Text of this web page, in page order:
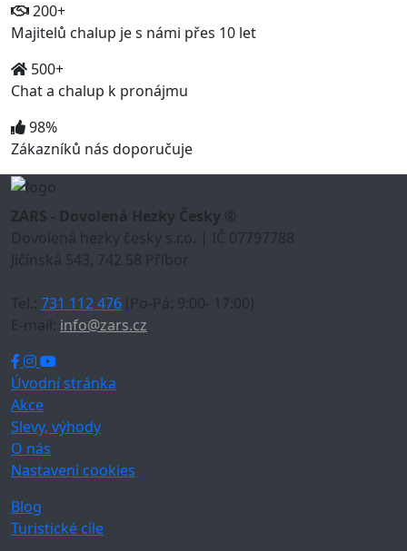
200+
Majitelů chalup je s námi přes 10 let
500+
Chat a chalup k pronájmu
98%
Zákazníků nás doporučuje
ZARS - Dovolená Hezky Česky ®
Dovolená hezky česky s.r.o. | IČ 07797788
Jičínská 543, 742 58 Příbor
Tel.: 731 112 476 (Po-Pá: 9:00- 17:00)
E-mail: info@zars.cz
Úvodní stránka
Akce
Slevy, výhody
O nás
Nastavení cookies
Blog
Turistické cíle